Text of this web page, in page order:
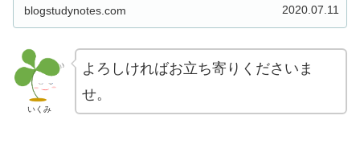
blogstudynotes.com 2020.07.11
いくみ
よろしければお立ち寄りくださいま
せ。